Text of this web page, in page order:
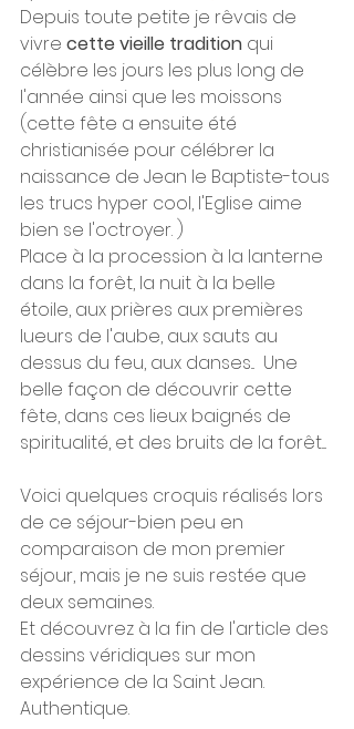
Depuis toute petite je rêvais de
vivre cette vieille tradition qui
célèbre les jours les plus long de
l'année ainsi que les moissons
(cette fête a ensuite été
christianisée pour célébrer la
naissance de Jean le Baptiste-tous
les trucs hyper cool, l'Eglise aime
bien se l'octroyer. )
Place à la procession à la lanterne
dans la forêt, la nuit à la belle
étoile, aux prières aux premières
lueurs de l'aube, aux sauts au
dessus du feu, aux danses...  Une
belle façon de découvrir cette
fête, dans ces lieux baignés de
spiritualité, et des bruits de la forêt....
Voici quelques croquis réalisés lors
de ce séjour-bien peu en
comparaison de mon premier
séjour, mais je ne suis restée que
deux semaines.
Et découvrez à la fin de l'article des
dessins véridiques sur mon
expérience de la Saint Jean.
Authentique.